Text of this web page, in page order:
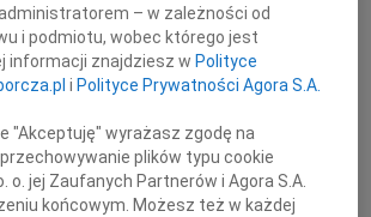
Przemysława Kota
– w zależności od
i podmiotu, wobec którego jest
informacji znajdziesz wPolityce
iPolityce Prywatności Agora S.A.
"Akceptuję" wyrażasz zgodę na
plików typu cookie
o. jej Zaufanych Partnerów i Agora S.A.
końcowym. Możesz też w każdej